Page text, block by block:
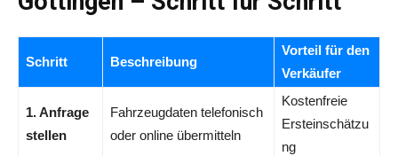
Schritt Beschreibung
Vorteil für den
Verkäufer
1. Anfrage
stellen
Fahrzeugdaten telefonisch
oder online übermitteln
Kostenfreie
Ersteinschätzu
ng